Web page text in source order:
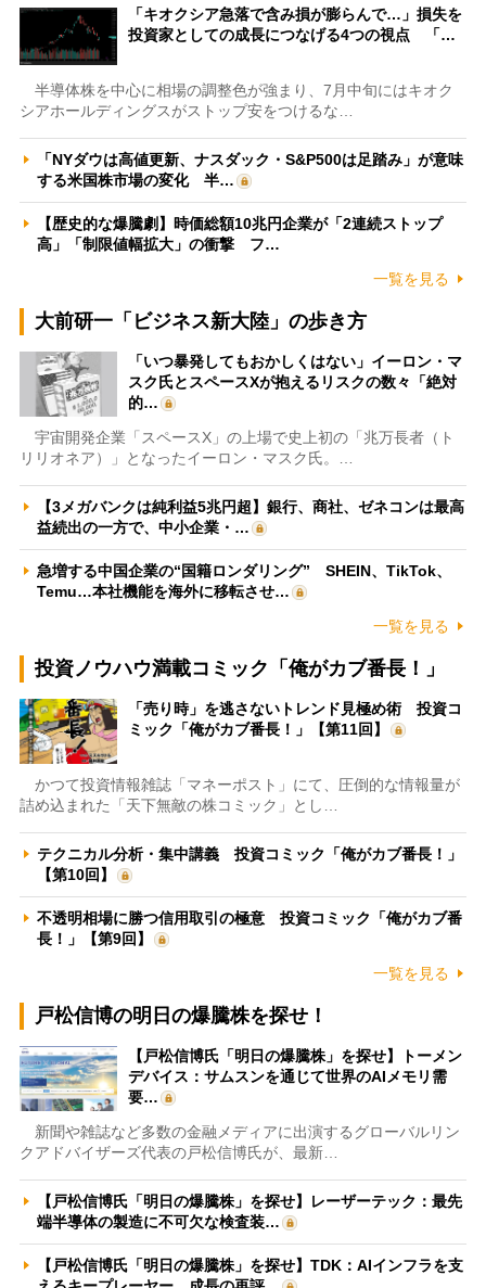
「キオクシア急落で含み損が膨らんで…」損失を
投資家としての成長につなげる4つの視点 「…
半導体株を中心に相場の調整色が強まり、7月中旬にはキオク
シアホールディングスがストップ安をつけるな…
「NYダウは高値更新、ナスダック・S&P500は足踏み」が意味
する米国株市場の変化 半…
【歴史的な爆騰劇】時価総額10兆円企業が「2連続ストップ
高」「制限値幅拡大」の衝撃 フ…
一覧を見る
大前研一「ビジネス新大陸」の歩き方
「いつ暴発してもおかしくはない」イーロン・マ
スク氏とスペースXが抱えるリスクの数々「絶対
的…
宇宙開発企業「スペースX」の上場で史上初の「兆万長者（ト
リリオネア）」となったイーロン・マスク氏。…
【3メガバンクは純利益5兆円超】銀行、商社、ゼネコンは最高
益続出の一方で、中小企業・…
急増する中国企業の“国籍ロンダリング” SHEIN、TikTok、
Temu…本社機能を海外に移転させ…
一覧を見る
投資ノウハウ満載コミック「俺がカブ番長！」
「売り時」を逃さないトレンド見極め術 投資コ
ミック「俺がカブ番長！」【第11回】
かつて投資情報雑誌「マネーポスト」にて、圧倒的な情報量が
詰め込まれた「天下無敵の株コミック」とし…
テクニカル分析・集中講義 投資コミック「俺がカブ番長！」
【第10回】
不透明相場に勝つ信用取引の極意 投資コミック「俺がカブ番
長！」【第9回】
一覧を見る
戸松信博の明日の爆騰株を探せ！
【戸松信博氏「明日の爆騰株」を探せ】トーメン
デバイス：サムスンを通じて世界のAIメモリ需
要…
新聞や雑誌など多数の金融メディアに出演するグローバルリン
クアドバイザーズ代表の戸松信博氏が、最新…
【戸松信博氏「明日の爆騰株」を探せ】レーザーテック：最先
端半導体の製造に不可欠な検査装…
【戸松信博氏「明日の爆騰株」を探せ】TDK：AIインフラを支